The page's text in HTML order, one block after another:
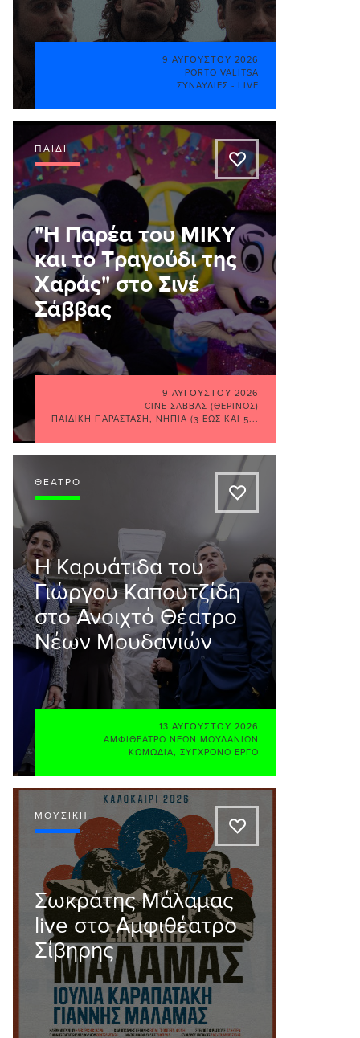
9 ΑΥΓΟΎΣΤΟΥ 2026
PORTO VALITSA
ΣΥΝΑΥΛΊΕΣ - LIVE
ΠΑΙΔΊ
A
"Η Παρέα του ΜΙΚΥ
και το Τραγούδι της
Χαράς" στο Σινέ
Σάββας
9 ΑΥΓΟΎΣΤΟΥ 2026
CINE ΣΆΒΒΑΣ (ΘΕΡΙΝΌΣ)
ΠΑΙΔΙΚΉ ΠΑΡΆΣΤΑΣΗ
ΝΉΠΙΑ (3 ΈΩΣ ΚΑΙ 5...
ΘΈΑΤΡΟ
A
Η Καρυάτιδα του
Γιώργου Καπουτζίδη
στο Ανοιχτό Θέατρο
Νέων Μουδανιών
13 ΑΥΓΟΎΣΤΟΥ 2026
ΑΜΦΙΘΈΑΤΡΟ ΝΈΩΝ ΜΟΥΔΑΝΊΩΝ
ΚΩΜΩΔΊΑ
ΣΎΓΧΡΟΝΟ ΈΡΓΟ
ΜΟΥΣΙΚΉ
A
Σωκράτης Μάλαμας
live στο Αμφιθέατρο
Σίβηρης